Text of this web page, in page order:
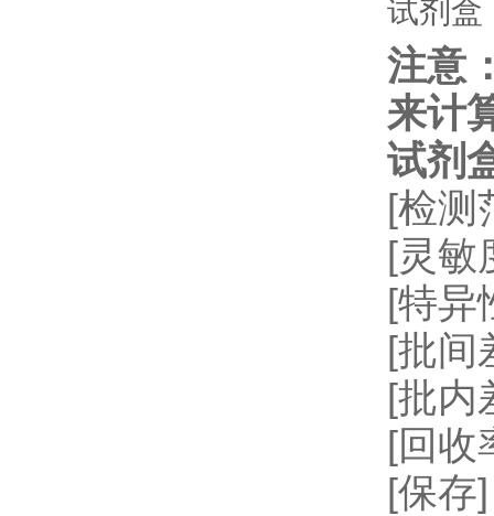
注意
来计
试剂
[检测
[灵敏
[特异
[批间
[批内
[回收
[保存